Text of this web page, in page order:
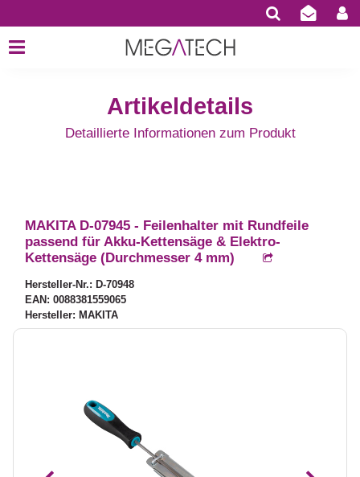
Artikeldetails
Detaillierte Informationen zum Produkt
MAKITA D-07945 - Feilenhalter mit Rundfeile
passend für Akku-Kettensäge & Elektro-
Kettensäge (Durchmesser 4 mm)
Hersteller-Nr.: D-70948
EAN: 0088381559065
Hersteller: MAKITA